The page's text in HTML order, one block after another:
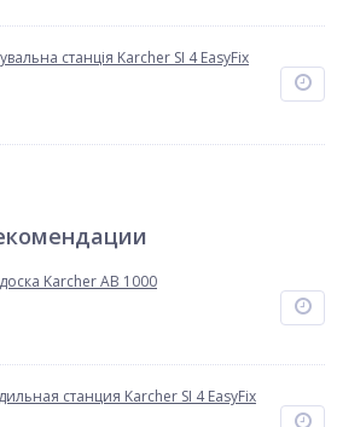
станція Karcher SI 4 EasyFix
Karcher AB 1000
станция Karcher SI 4 EasyFix